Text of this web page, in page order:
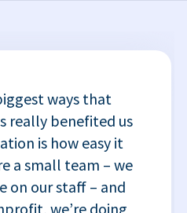
ways that
really benefited us
is how easy it
a small team – we
on our staff – and
we’re doing